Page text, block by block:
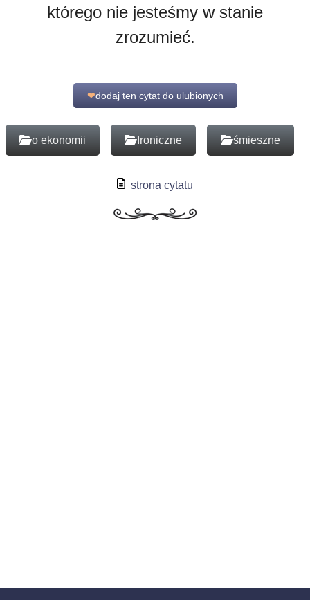
którego nie jesteśmy w stanie
zrozumieć.
❤dodaj ten cytat do ulubionych
o ekonomii Ironiczne śmieszne
strona cytatu